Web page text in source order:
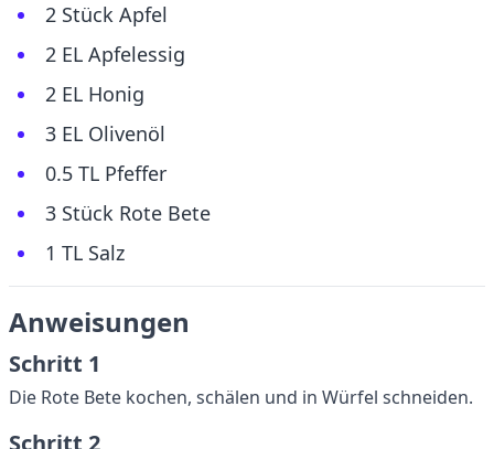
2 Stück Apfel
2 EL Apfelessig
2 EL Honig
3 EL Olivenöl
0.5 TL Pfeffer
3 Stück Rote Bete
1 TL Salz
Anweisungen
Schritt 1
Die Rote Bete kochen, schälen und in Würfel schneiden.
Schritt 2